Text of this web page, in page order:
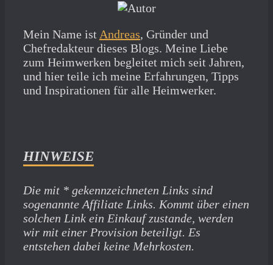
Mein Name ist Andreas, Gründer und
Chefredakteur dieses Blogs. Meine Liebe
zum Heimwerken begleitet mich seit Jahren,
und hier teile ich meine Erfahrungen, Tipps
und Inspirationen für alle Heimwerker.
HINWEISE
Die mit * gekennzeichneten Links sind
sogenannte Affiliate Links. Kommt über einen
solchen Link ein Einkauf zustande, werden
wir mit­ einer Provision beteiligt. Es
entstehen dabei keine Mehrkosten.